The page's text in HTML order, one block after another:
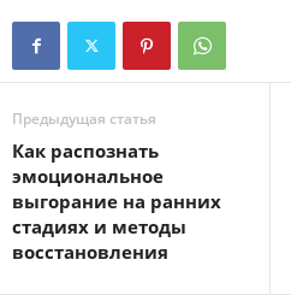
Предыдущая статья
Как распознать
эмоциональное
выгорание на ранних
стадиях и методы
восстановления